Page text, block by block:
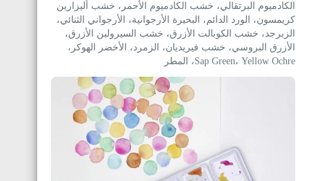
الكادميوم البرتقالي، خشب الكادميوم الأحمر، خشب أليزارين
كريمسون، الورد الدائم، البحيرة الأرجوانية، الأرجواني الثنائي،
الزبرجد، خشب الكوبالت الأزرق، خشب السيرولين الأزرق،
الأزرق البروسي، خشب فيريديان، الزمرد، الأخضر الهوكر،
Sap Green، Yellow Ochre، المطر